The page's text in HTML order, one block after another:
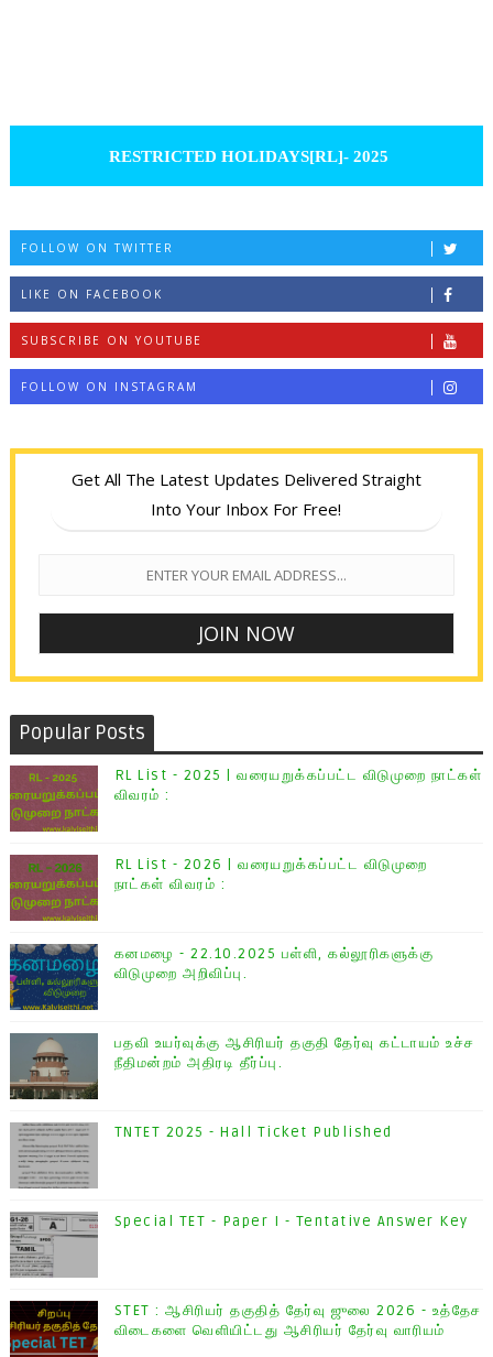
RESTRICTED HOLIDAYS[RL]- 2025
FOLLOW ON TWITTER
LIKE ON FACEBOOK
SUBSCRIBE ON YOUTUBE
FOLLOW ON INSTAGRAM
Get All The Latest Updates Delivered Straight
Into Your Inbox For Free!
Popular Posts
RL List - 2025 | வரையறுக்கப்பட்ட விடுமுறை நாட்கள்
விவரம் :
RL List - 2026 | வரையறுக்கப்பட்ட விடுமுறை
நாட்கள் விவரம் :
கனமழை - 22.10.2025 பள்ளி, கல்லூரிகளுக்கு
விடுமுறை அறிவிப்பு.
பதவி உயர்வுக்கு ஆசிரியர் தகுதி தேர்வு கட்டாயம் உச்ச
நீதிமன்றம் அதிரடி தீர்ப்பு.
TNTET 2025 - Hall Ticket Published
Special TET - Paper I - Tentative Answer Key
STET : ஆசிரியர் தகுதித் தேர்வு ஜுலை 2026 - உத்தேச
விடைகளை வெளியிட்டது ஆசிரியர் தேர்வு வாரியம்